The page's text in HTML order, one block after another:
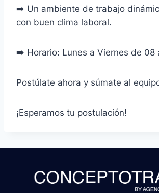
➡️ Un ambiente de trabajo
con buen clima laboral.
➡️ Horario: Lunes a Viernes de 08
Postúlate ahora y súmate al
¡Esperamos tu postulación!